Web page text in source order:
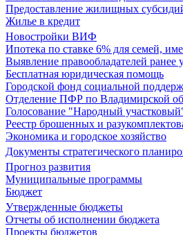
Предоставление жилищных
Жилье в кредит
Новостройки ВИФ
Ипотека по ставке 6% для семей,
Выявление правообладателей
Бесплатная юридическая помощь
Городской фонд социальной
Отделение ПФР по Владимирской
Голосование "Народный
Реестр брошенных и
Экономика и городское хозяйство
Документы стратегического
Прогноз развития
Муниципальные программы
Бюджет
Утвержденные бюджеты
Отчеты об исполнении бюджета
Проекты бюджетов